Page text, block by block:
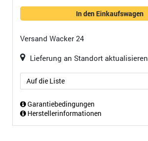
In den Einkaufswagen
Versand Wacker 24
Lieferung an Standort aktualisieren
Auf die Liste
Garantiebedingungen
Herstellerinformationen